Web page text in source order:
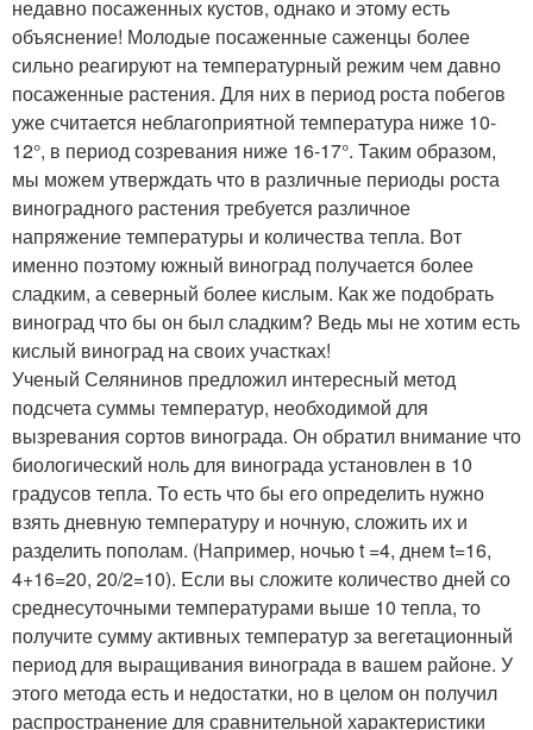
недавно посаженных кустов, однако и этому есть
объяснение! Молодые посаженные саженцы более
сильно реагируют на температурный режим чем давно
посаженные растения. Для них в период роста побегов
уже считается неблагоприятной температура ниже 10-
12°, в период созревания ниже 16-17°. Таким образом,
мы можем утверждать что в различные периоды роста
виноградного растения требуется различное
напряжение температуры и количества тепла. Вот
именно поэтому южный виноград получается более
сладким, а северный более кислым. Как же подобрать
виноград что бы он был сладким? Ведь мы не хотим есть
кислый виноград на своих участках!
Ученый Селянинов предложил интересный метод
подсчета суммы температур, необходимой для
вызревания сортов винограда. Он обратил внимание что
биологический ноль для винограда установлен в 10
градусов тепла. То есть что бы его определить нужно
взять дневную температуру и ночную, сложить их и
разделить пополам. (Например, ночью t =4, днем t=16,
4+16=20, 20/2=10). Если вы сложите количество дней со
среднесуточными температурами выше 10 тепла, то
получите сумму активных температур за вегетационный
период для выращивания винограда в вашем районе. У
этого метода есть и недостатки, но в целом он получил
распространение для сравнительной характеристики